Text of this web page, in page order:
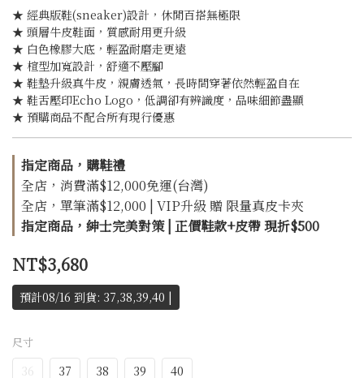
★ 經典版鞋(sneaker)設計，休閒百搭無極限
★ 頭層牛皮鞋面，質感耐用更升級
★ 白色橡膠大底，輕盈耐磨走更遠
★ 楦型加寬設計，舒適不壓腳
★ 鞋墊升級真牛皮，親膚透氣，長時間穿著依然輕盈自在
★ 鞋舌壓印Echo Logo，低調卻有辨識度，品味細節盡顯
★ 預購商品不配合所有現行優惠
指定商品，購鞋禮
全店，消費滿$12,000免運(台灣)
全店，單筆滿$12,000 | VIP升級 贈 限量真皮卡夾
指定商品，紳士完美對策 | 正價鞋款+皮帶 現折$500
NT$3,680
預計08/16 到貨: 37,38,39,40 |
尺寸
36 37 38 39 40